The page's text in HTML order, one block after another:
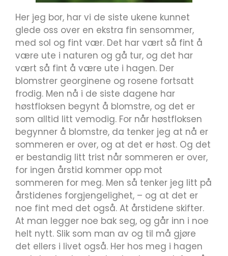
Her jeg bor, har vi de siste ukene kunnet
glede oss over en ekstra fin sensommer,
med sol og fint vær. Det har vært så fint å
være ute i naturen og gå tur, og det har
vært så fint å være ute i hagen. Der
blomstrer georginene og rosene fortsatt
frodig. Men nå i de siste dagene har
høstfloksen begynt å blomstre, og det er
som alltid litt vemodig. For når høstfloksen
begynner å blomstre, da tenker jeg at nå er
sommeren er over, og at det er høst. Og det
er bestandig litt trist når sommeren er over,
for ingen årstid kommer opp mot
sommeren for meg. Men så tenker jeg litt på
årstidenes forgjengelighet, – og at det er
noe fint med det også. At årstidene skifter.
At man legger noe bak seg, og går inn i noe
helt nytt. Slik som man av og til må gjøre
det ellers i livet også. Her hos meg i hagen